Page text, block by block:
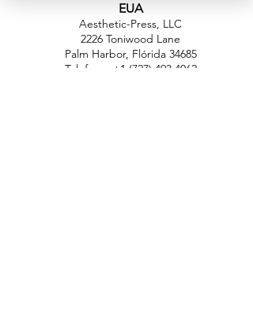
EUA
Aesthetic-Press, LLC
2226 Toniwood Lane
Palm Harbor, Flórida 34685
Telefone:
+1 (727) 493 4062